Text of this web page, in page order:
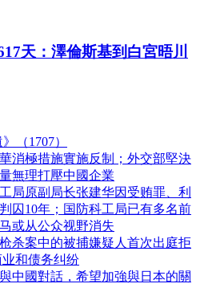
天：澤倫斯基到白宮晤川
（1707）
消極措施實施反制；外交部堅決
無理打壓中國企業
局原副局长张建华因受贿罪、利
囚10年；国防科工局已有多名前
或从公众视野消失
杀案中的被捕嫌疑人首次出庭拒
和债务纠纷
中國對話，希望加強與日本的關